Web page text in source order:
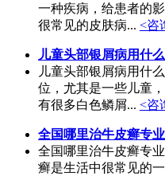
一种疾病，给患者的
很常见的皮肤病... <咨
儿童头部银屑病用什
儿童头部银屑病用什
位，尤其是一些儿童
有很多白色鳞屑... <咨
全国哪里治牛皮癣专
全国哪里治牛皮癣专
癣是生活中很常见的